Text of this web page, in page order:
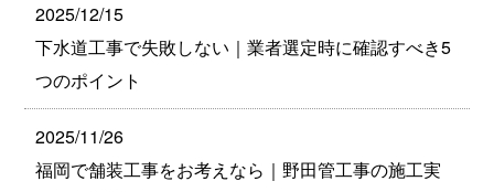
2025/12/15
下水道工事で失敗しない｜業者選定時に確認すべき5
つのポイント
2025/11/26
福岡で舗装工事をお考えなら｜野田管工事の施工実